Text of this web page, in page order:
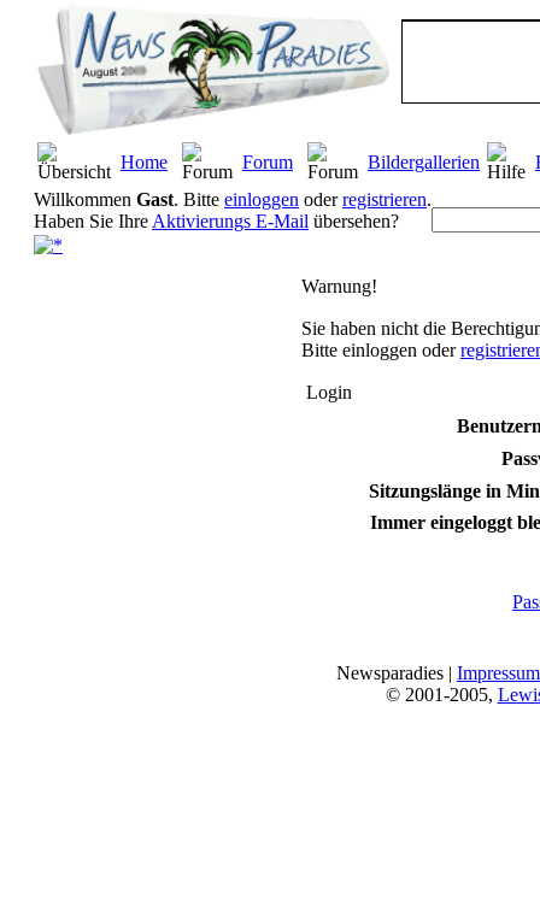
Home Forum Bildergallerien
Willkommen Gast. Bitte einloggen oderregistrieren.
Haben Sie Ihre Aktivierungs E-Mail übersehen?
Warnung!
Sie haben nicht die
Bitte einloggen oder
Login
Sitzungslänge in
Immer eingeloggt
Newsparadies | Impressum
© 2001-2005,